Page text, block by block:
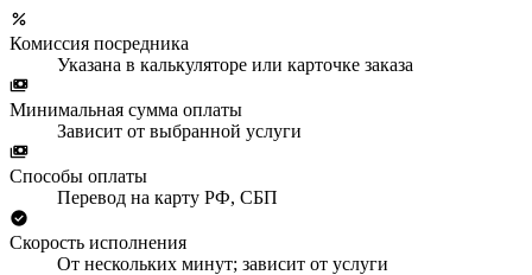
Комиссия посредника
Указана в калькуляторе или карточке заказа
Минимальная сумма оплаты
Зависит от выбранной услуги
Способы оплаты
Перевод на карту РФ, СБП
Скорость исполнения
От нескольких минут; зависит от услуги